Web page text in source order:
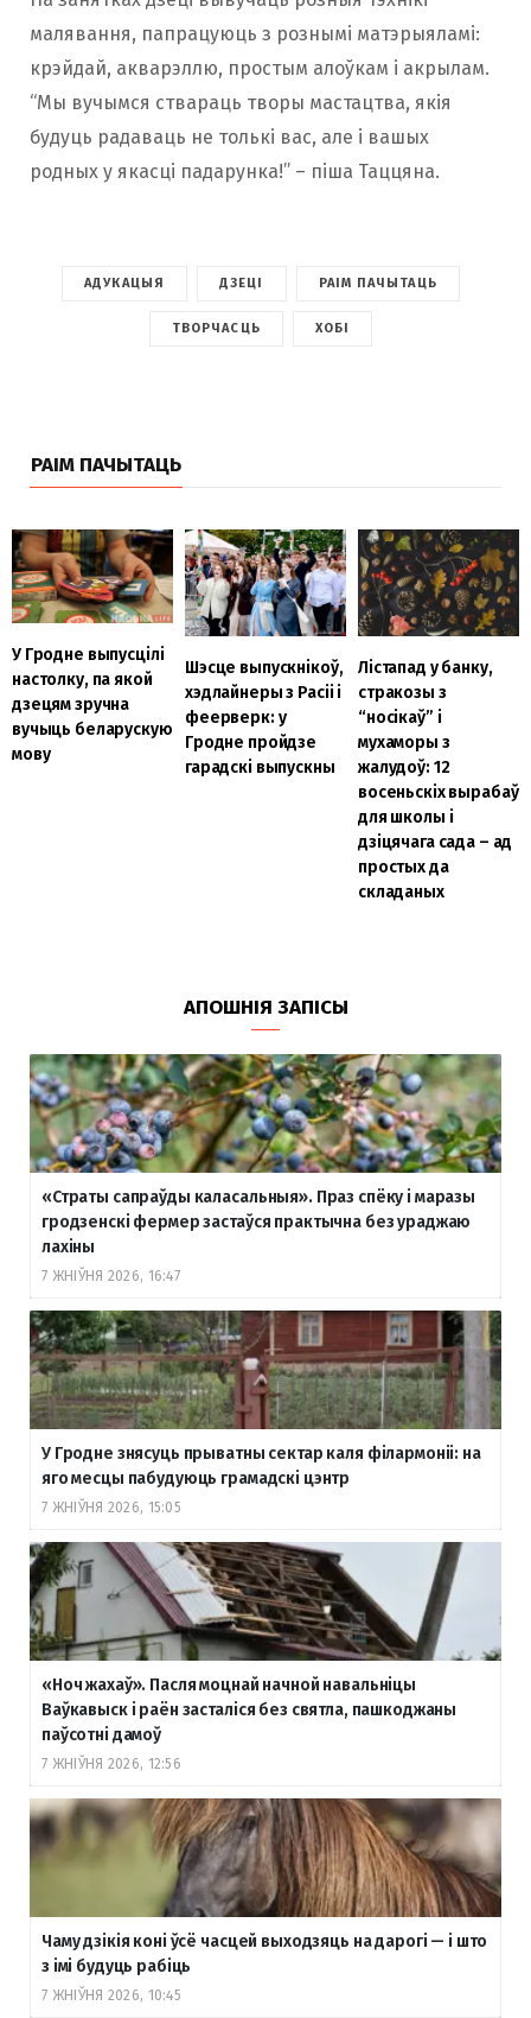
малявання, папрацуюць з рознымі матэрыяламі:
крэйдай, акварэллю, простым алоўкам і акрылам.
“Мы вучымся ствараць творы мастацтва, якія
будуць радаваць не толькі вас, але і вашых
родных у якасці падарунка!” – піша Таццяна.
АДУКАЦЫЯ ДЗЕЦІ РАІМ ПАЧЫТАЦЬ
ТВОРЧАСЦЬ ХОБІ
РАІМ ПАЧЫТАЦЬ
У Гродне выпусцілі
настолку, па якой
дзецям зручна
вучыць беларускую
мову
Шэсце выпускнікоў,
хэдлайнеры з Расіі і
феерверк: у
Гродне пройдзе
гарадскі выпускны
Лістапад у банку,
стракозы з
“носікаў” і
мухаморы з
жалудоў: 12
восеньскіх вырабаў
для школы і
дзіцячага сада – ад
простых да
складаных
АПОШНІЯ ЗАПІСЫ
«Страты сапраўды каласальныя». Праз спёку і маразы
гродзенскі фермер застаўся практычна без ураджаю
лахіны
7 ЖНІЎНЯ 2026, 16:47
У Гродне знясуць прыватны сектар каля філармоніі: на
яго месцы пабудуюць грамадскі цэнтр
7 ЖНІЎНЯ 2026, 15:05
«Ноч жахаў». Пасля моцнай начной навальніцы
Ваўкавыск і раён засталіся без святла, пашкоджаны
паўсотні дамоў
7 ЖНІЎНЯ 2026, 12:56
Чаму дзікія коні ўсё часцей выходзяць на дарогі — і што
з імі будуць рабіць
7 ЖНІЎНЯ 2026, 10:45